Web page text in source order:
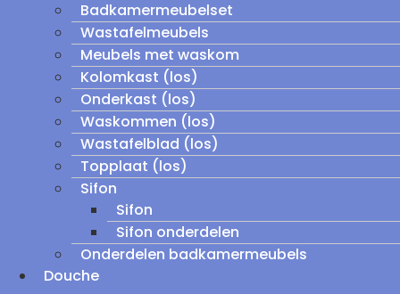
Badkamermeubelset
Wastafelmeubels
Meubels met waskom
Kolomkast (los)
Onderkast (los)
Waskommen (los)
Wastafelblad (los)
Topplaat (los)
Sifon
Sifon
Sifon onderdelen
Onderdelen badkamermeubels
Douche